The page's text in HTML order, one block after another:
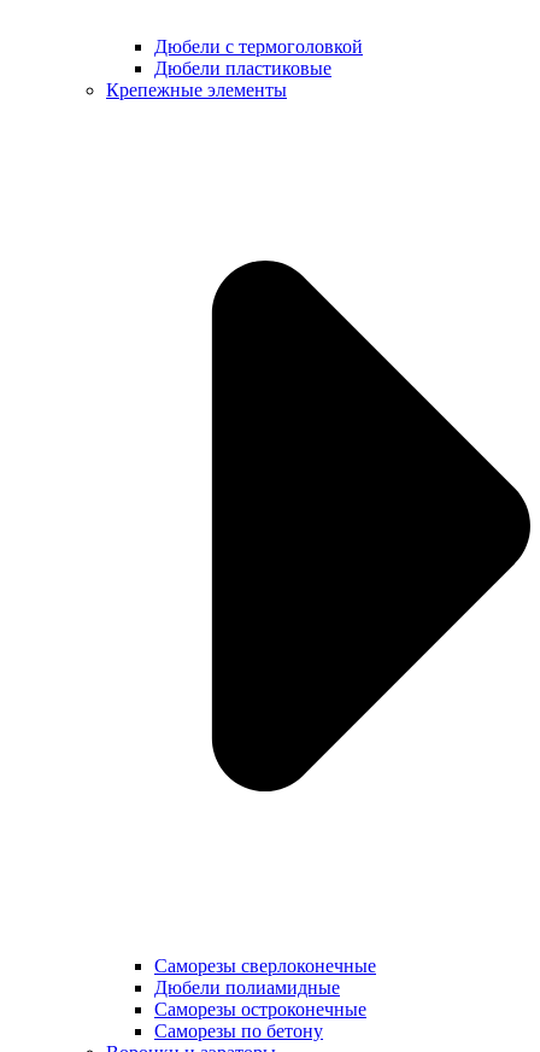
Дюбели с термоголовкой
Дюбели пластиковые
Крепежные элементы
Саморезы сверлоконечные
Дюбели полиамидные
Саморезы остроконечные
Саморезы по бетону